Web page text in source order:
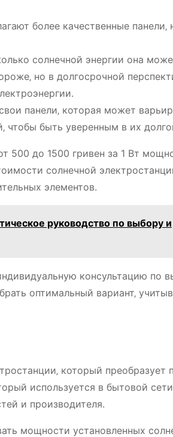
более качественные
солнечной энергии она
но в долгосрочной
панели‚ которая может
чтобы быть уверенным в их
500 до 1500 гривен за 1 Вт
солнечной
элементов.
руководство по выбору и
консультацию по
оптимальный вариант‚
который преобразует
используется в бытовой
и производителя.
мощности установленных